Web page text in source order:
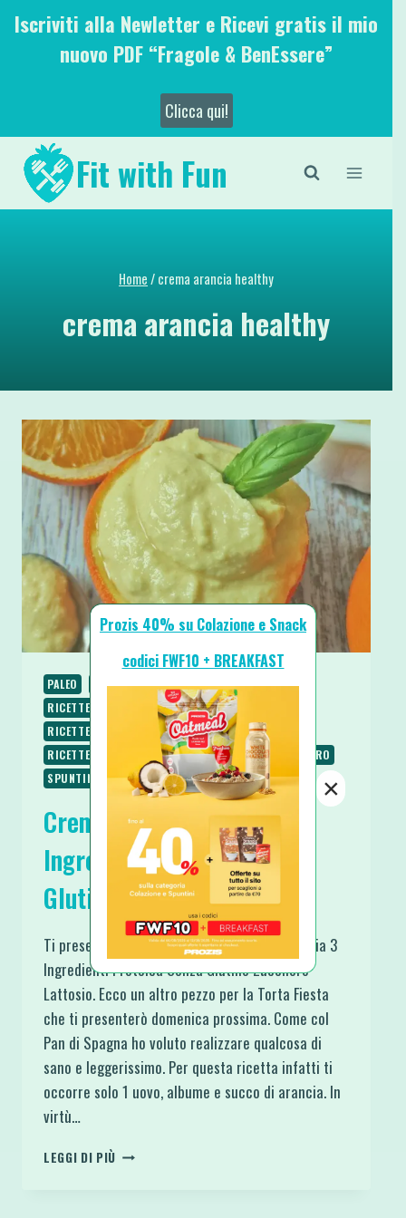
SaltaIscriviti alla Newletter e Ricevi gratis il mio
nuovo PDF “Fragole & BenEssere”
Clicca qui!
Fit with Fun
Home/crema arancia healthy
crema arancia healthy
PALEO RICETTE RICETTE BASE
RICETTE DOLCI
RICETTE LOW CARB
RICETTE PROTEICHE
RICETTE SENZA BURRO
RICETTE SENZA GLUTINE
RICETTE SENZA LATTOSIO
RICETTE SENZA ZUCCHERO
SPUNTINI E SNACKS
Crema all’Arancia 3
Ingredienti Proteica Senza
Glutine Zucchero Lattosio
Ti presento una spettacolare Crema all’Arancia 3
Ingredienti Proteica Senza Glutine Zucchero
Lattosio. Ecco un altro pezzo per la Torta Fiesta
che ti presenterò domenica prossima. Come col
Pan di Spagna ho voluto realizzare qualcosa di
sano e leggerissimo. Per questa ricetta infatti ti
occorre solo 1 uovo, albume e succo di arancia. In
virtù…
LEGGI DI PIÙ CREMA
Prozis 40% su Colazione e Snack
codici FWF10 + BREAKFAST
×